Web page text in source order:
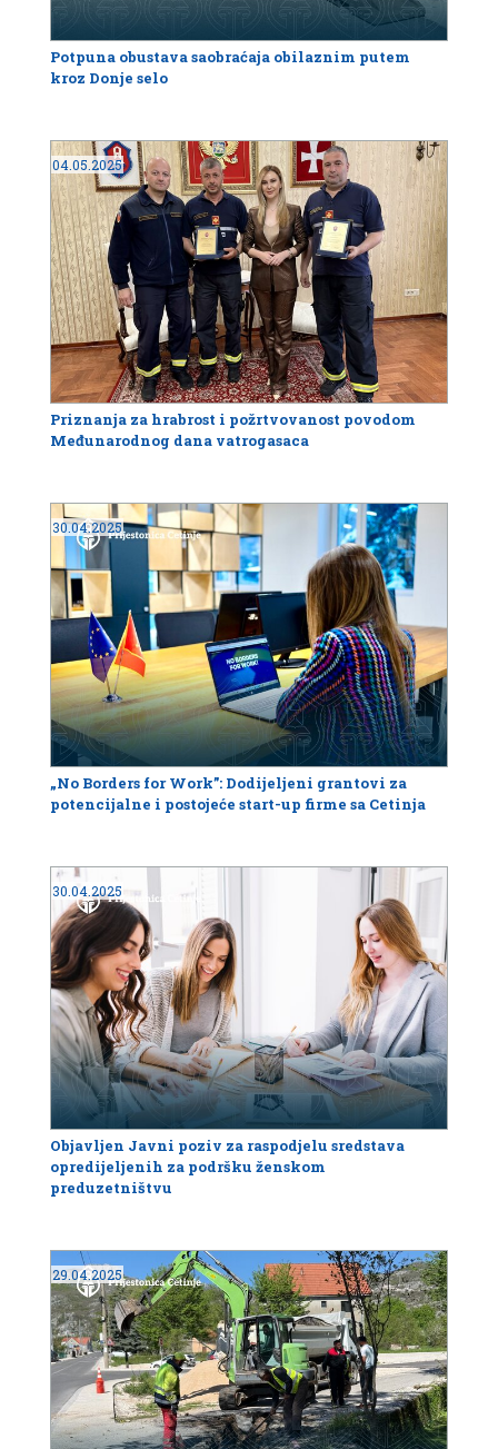
Potpuna obustava saobraćaja obilaznim putem
kroz Donje selo
04.05.2025
Priznanja za hrabrost i požrtvovanost povodom
Međunarodnog dana vatrogasaca
30.04.2025
„No Borders for Work”: Dodijeljeni grantovi za
potencijalne i postojeće start-up firme sa Cetinja
30.04.2025
Objavljen Javni poziv za raspodjelu sredstava
opredijeljenih za podršku ženskom
preduzetništvu
29.04.2025